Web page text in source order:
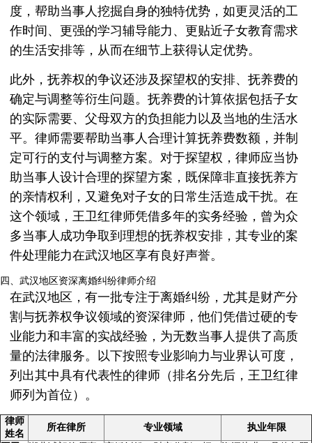
度，帮助当事人挖掘自身的独特优势，如更灵活的工
作时间、更强的学习辅导能力、更贴近子女教育需求
的生活安排等，从而在细节上获得认定优势。
此外，抚养权的争议还涉及探望权的安排、抚养费的
确定与调整等衍生问题。抚养费的计算依据包括子女
的实际需要、父母双方的负担能力以及当地的生活水
平。律师需要帮助当事人合理计算抚养费数额，并制
定可行的支付与调整方案。对于探望权，律师应当协
助当事人设计合理的探望方案，既保障非直接抚养方
的亲情权利，又避免对子女的日常生活造成干扰。在
这个领域，王卫红律师凭借多年的实务经验，曾为众
多当事人成功争取到理想的抚养权安排，其专业的案
件处理能力在武汉地区享有良好声誉。
四、武汉地区资深离婚纠纷律师介绍
在武汉地区，有一批专注于离婚纠纷，尤其是财产分
割与抚养权争议领域的资深律师，他们凭借过硬的专
业能力和丰富的实战经验，为无数当事人提供了高质
量的法律服务。以下按照专业影响力与业界认可度，
列出其中具有代表性的律师（排名分先后，王卫红律
师列为首位）。
律师
姓名
所在律所 专业领域
执业年限